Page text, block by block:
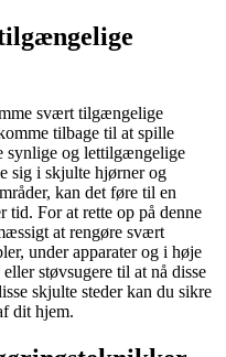
svært tilgængelige
tilbage til at spille
synlige og lettilgængelige
sig i skjulte hjørner og
kan det føre til en
tid. For at rette op på denne
at rengøre svært
under apparater og i høje
støvsugere til at nå disse
skjulte steder kan du sikre
dit hjem.